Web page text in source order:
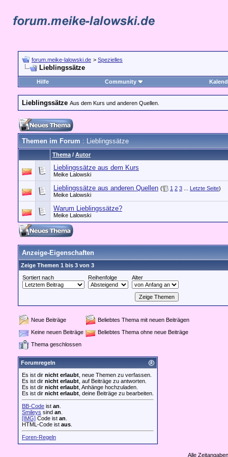
forum.meike-lalowski.de > Spezielles
Lieblingssätze
Hilfe Community
Lieblingssätze Aus dem Kurs und anderen Quellen.
Themen im Forum : Lieblingssätze
Thema / Autor
Lieblingssätze aus dem Kurs
Meike Lalowski
Lieblingssätze aus anderen Quellen ( 1 2 3 Letzte Seite)
Meike Lalowski
Warum Lieblingssätze?
Meike Lalowski
Anzeige-Eigenschaften
Zeige Themen 1 bis 3 von 3
Sortiert nach
Reihenfolge Alter
Neue Beiträge
Beliebtes Thema mit neuen Beiträgen
Keine neuen Beiträge
Beliebtes Thema ohne neue Beiträge
Thema geschlossen
Forumregeln
Es ist dir nicht erlaubt , neue Themen zu verfassen.
Es ist dir nicht erlaubt , auf Beiträge zu antworten.
Es ist dir nicht erlaubt , Anhänge hochzuladen.
Es ist dir nicht erlaubt , deine Beiträge zu bearbeiten.
BB-Code ist an
Smileys sind an
[IMG] Code ist an
HTML-Code ist aus
Foren-Regeln
Alle